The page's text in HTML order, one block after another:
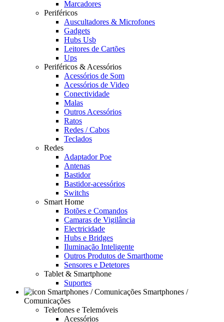
Marcadores
Periféricos
Auscultadores & Microfones
Gadgets
Hubs Usb
Leitores de Cartões
Ups
Periféricos & Acessórios
Acessórios de Som
Acessórios de Video
Conectividade
Malas
Outros Acessórios
Ratos
Redes / Cabos
Teclados
Redes
Adaptador Poe
Antenas
Bastidor
Bastidor-acessórios
Switchs
Smart Home
Botões e Comandos
Camaras de Vigilância
Electricidade
Hubs e Bridges
Iluminação Inteligente
Outros Produtos de Smarthome
Sensores e Detetores
Tablet & Smartphone
Suportes
Smartphones /
Comunicações
Telefones e Telemóveis
Acessórios